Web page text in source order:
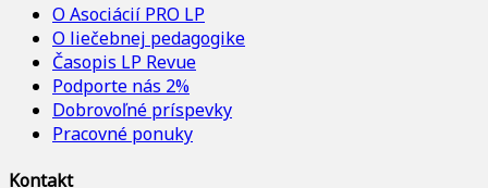
O Asociácií PRO LP
O liečebnej pedagogike
Časopis LP Revue
Podporte nás 2%
Dobrovoľné príspevky
Pracovné ponuky
Kontakt